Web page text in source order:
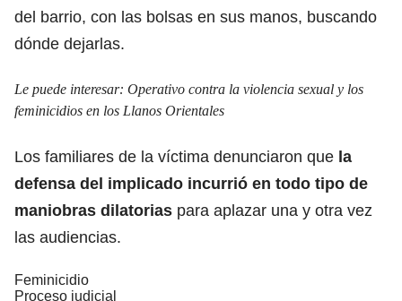
del barrio, con las bolsas en sus manos, buscando
dónde dejarlas.
Le puede interesar: Operativo contra la violencia sexual y los
feminicidios en los Llanos Orientales
Los familiares de la víctima denunciaron que la
defensa del implicado incurrió en todo tipo de
maniobras dilatorias para aplazar una y otra vez
las audiencias.
Feminicidio
Proceso judicial